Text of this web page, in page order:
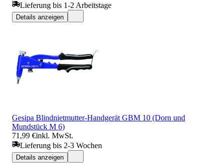
Lieferung bis 1-2 Arbeitstage
Details anzeigen
Gesipa Blindnietmutter-Handgerät GBM 10 (Dorn und
Mundstück M 6)
71,99 €inkl. MwSt.
Lieferung bis 2-3 Wochen
Details anzeigen